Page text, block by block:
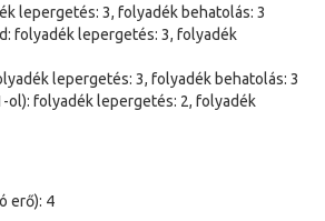
lepergetés: 3, folyadék behatolás: 3
folyadék lepergetés: 3, folyadék
lepergetés: 3, folyadék behatolás: 3
ol): folyadék lepergetés: 2, folyadék
erő): 4